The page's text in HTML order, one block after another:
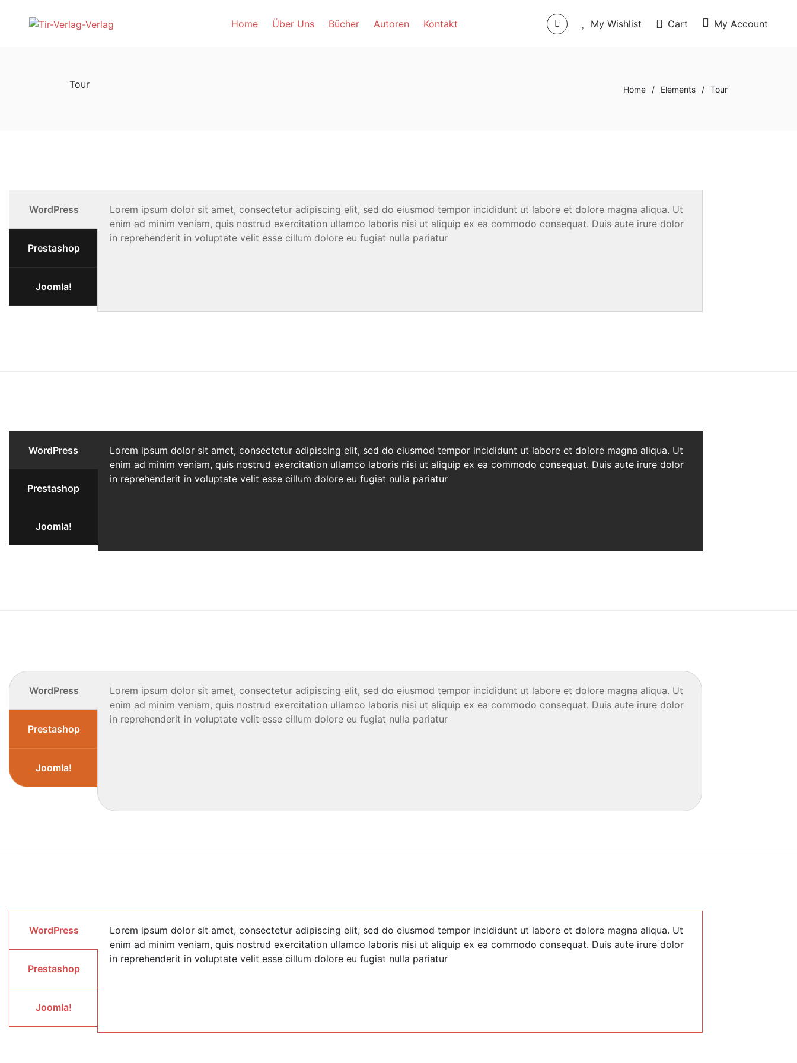
Home Über Uns Bücher Autoren Kontakt My Wishlist Cart My Account
Tour Home / Elements / Tour
WordPress
Prestashop
Joomla!
Lorem ipsum dolor sit amet, consectetur adipiscing elit, sed do eiusmod tempor incididunt ut labore et dolore magna aliqua. Ut
enim ad minim veniam, quis nostrud exercitation ullamco laboris nisi ut aliquip ex ea commodo consequat. Duis aute irure dolor
in reprehenderit in voluptate velit esse cillum dolore eu fugiat nulla pariatur
WordPress
Prestashop
Joomla!
Lorem ipsum dolor sit amet, consectetur adipiscing elit, sed do eiusmod tempor incididunt ut labore et dolore magna aliqua. Ut
enim ad minim veniam, quis nostrud exercitation ullamco laboris nisi ut aliquip ex ea commodo consequat. Duis aute irure dolor
in reprehenderit in voluptate velit esse cillum dolore eu fugiat nulla pariatur
WordPress
Prestashop
Joomla!
Lorem ipsum dolor sit amet, consectetur adipiscing elit, sed do eiusmod tempor incididunt ut labore et dolore magna aliqua. Ut
enim ad minim veniam, quis nostrud exercitation ullamco laboris nisi ut aliquip ex ea commodo consequat. Duis aute irure dolor
in reprehenderit in voluptate velit esse cillum dolore eu fugiat nulla pariatur
WordPress
Prestashop
Joomla!
Lorem ipsum dolor sit amet, consectetur adipiscing elit, sed do eiusmod tempor incididunt ut labore et dolore magna aliqua. Ut
enim ad minim veniam, quis nostrud exercitation ullamco laboris nisi ut aliquip ex ea commodo consequat. Duis aute irure dolor
in reprehenderit in voluptate velit esse cillum dolore eu fugiat nulla pariatur